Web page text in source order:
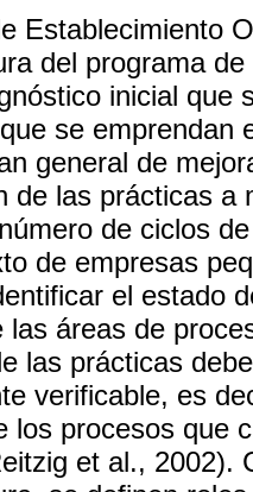
Establecimiento
del programa
inicial que
se emprendan
general de
de las prácticas a
de ciclos
de empresas
el estado
las áreas de
las prácticas
verificable, es
los procesos que
et al., 2002).